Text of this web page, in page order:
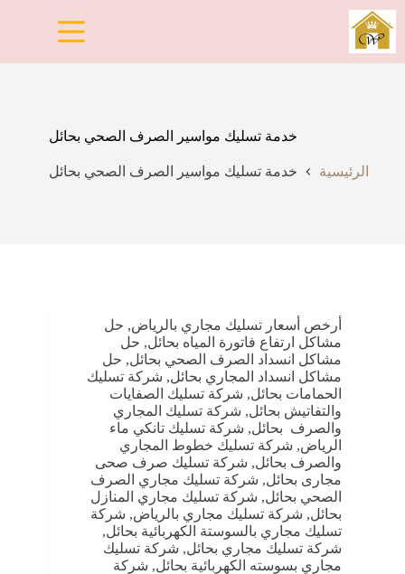
التجاوز
إلى
المحتوى
خدمة تسليك مواسير الصرف الصحي بحائل
الرئيسية خدمة تسليك مواسير الصرف الصحي بحائل
أرخص أسعار تسليك مجاري بالرياض, حل
مشاكل ارتفاع فاتورة المياه بحائل, حل
مشاكل انسداد الصرف الصحي بحائل, حل
مشاكل انسداد المجاري بحائل, شركة تسليك
الحمامات بحائل, شركة تسليك الصفايات
والتفاتيش بحائل, شركة تسليك المجاري
والصرف بحائل, شركة تسليك تانكي ماء
الرياض, شركة تسليك خطوط المجاري
والصرف بحائل, شركة تسليك صرف صحى
مجارى بحائل, شركة تسليك مجاري الصرف
الصحي بحائل, شركة تسليك مجاري المنازل
بحائل, شركة تسليك مجاري بالرياض, شركة
تسليك مجاري بالسوستة الكهربائية بحائل,
شركة تسليك مجاري بحائل, شركة تسليك
مجاري بسوسته الكهربائية بحائل, شركة